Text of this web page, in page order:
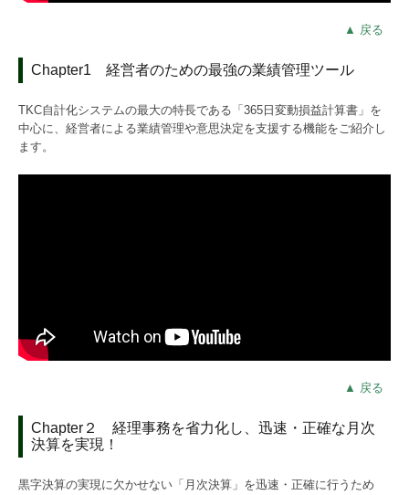
▲ 戻る
Chapter1 経営者のための最強の業績管理ツール
TKC自計化システムの最大の特長である「365日変動損益計算書」を
中心に、経営者による業績管理や意思決定を支援する機能をご紹介し
ます。
▲ 戻る
Chapter２ 経理事務を省力化し、迅速・正確な月次
決算を実現！
黒字決算の実現に欠かせない「月次決算」を迅速・正確に行うため